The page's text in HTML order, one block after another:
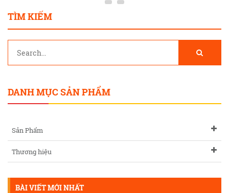
TÌM KIẾM
DANH MỤC SẢN PHẨM
Sản Phẩm
Thương hiệu
BÀI VIẾT MỚI NHẤT